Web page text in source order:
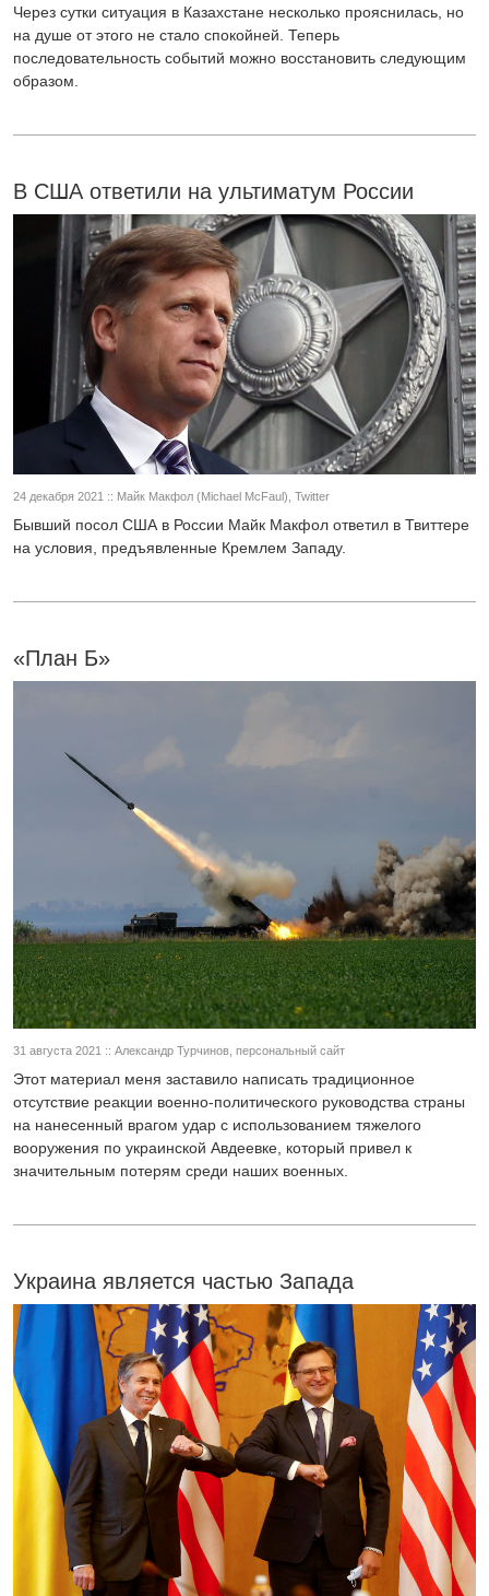
Через сутки ситуация в Казахстане несколько прояснилась, но
на душе от этого не стало спокойней. Теперь
последовательность событий можно восстановить следующим
образом.
В США ответили на ультиматум России
24 декабря 2021 :: Майк Макфол (Michael McFaul), Twitter
Бывший посол США в России Майк Макфол ответил в Твиттере
на условия, предъявленные Кремлем Западу.
«План Б»
31 августа 2021 :: Александр Турчинов, персональный сайт
Этот материал меня заставило написать традиционное
отсутствие реакции военно-политического руководства страны
на нанесенный врагом удар с использованием тяжелого
вооружения по украинской Авдеевке, который привел к
значительным потерям среди наших военных.
Украина является частью Запада